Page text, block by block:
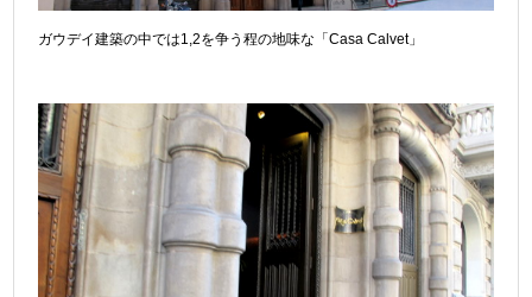
ガウデイ建築の中では1,2を争う程の地味な「Casa Calvet」